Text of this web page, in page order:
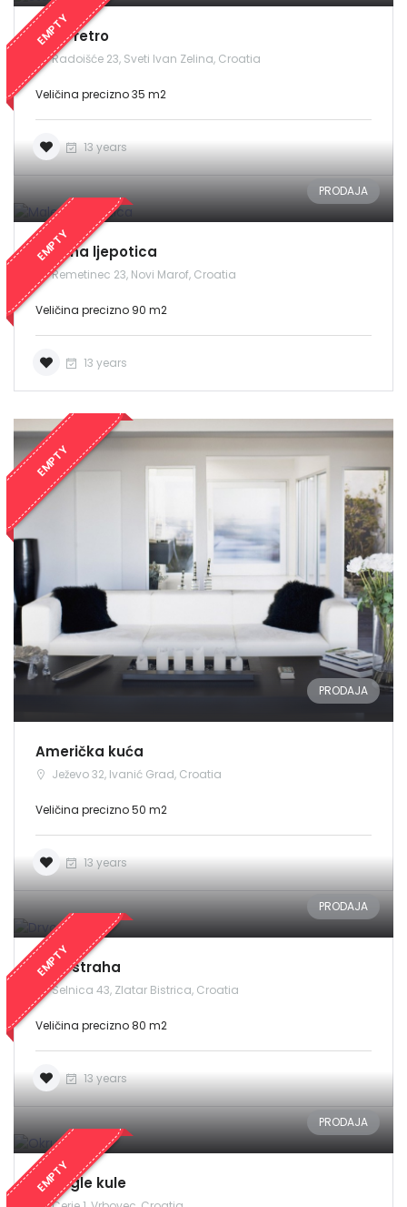
EMPTY
Stari retro
Radoišće 23, Sveti Ivan Zelina, Croatia
Veličina precizno 35 m2
13 years
EMPTY
PRODAJA
Malena ljepotica
Remetinec 23, Novi Marof, Croatia
Veličina precizno 90 m2
13 years
EMPTY
PRODAJA
Američka kuća
Ježevo 32, Ivanić Grad, Croatia
Veličina precizno 50 m2
13 years
EMPTY
PRODAJA
Drvo straha
Selnica 43, Zlatar Bistrica, Croatia
Veličina precizno 80 m2
13 years
EMPTY
PRODAJA
Okrugle kule